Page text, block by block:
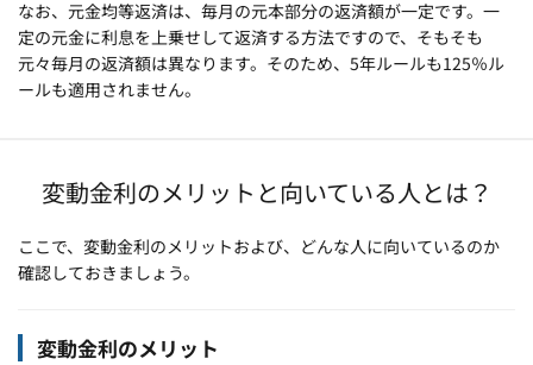
なお、元金均等返済は、毎月の元本部分の返済額が一定です。一
定の元金に利息を上乗せして返済する方法ですので、そもそも
元々毎月の返済額は異なります。そのため、5年ルールも125％ル
ールも適用されません。
変動金利のメリットと向いている人とは？
ここで、変動金利のメリットおよび、どんな人に向いているのか
確認しておきましょう。
変動金利のメリット